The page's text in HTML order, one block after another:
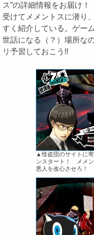
ス”の詳細情報をお届け
受けてメメントスに潜り
すく紹介している。ゲー
世話になる（？）場所な
リ予習しておこう!!
▲怪盗団のサイトに
ンスタート！ メメン
悪人を改心させろ！